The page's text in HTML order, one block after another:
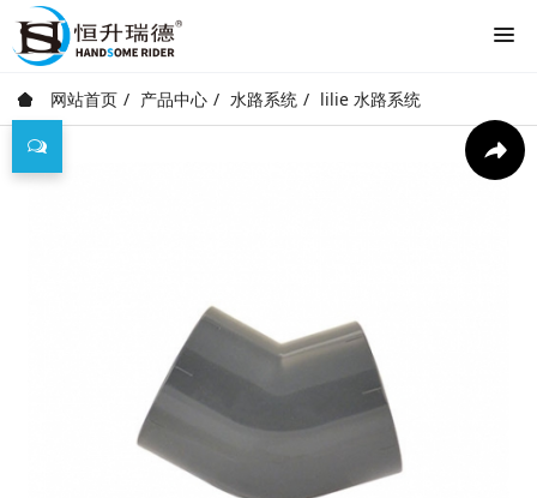
网站首页 产品中心 水路系统 lilie 水路系统